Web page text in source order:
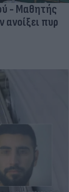
- Μαθητής
πυρ